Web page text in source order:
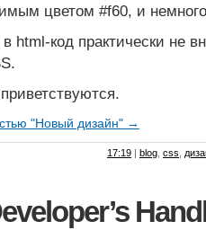
цветом #f60, и
html-код практически не
"Новый дизайн" →
17:19 | blog css